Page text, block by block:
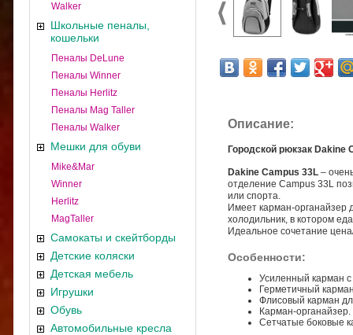
Walker
Школьные пеналы,
кошельки
Пеналы DeLune
Пеналы Winner
Пеналы Herlitz
Пеналы Mag Taller
Пеналы Walker
Мешки для обуви
Mike&Mar
Winner
Herlitz
MagTaller
Самокаты и скейтборды
Детские коляски
Детская мебель
Игрушки
Обувь
Автомобильные кресла
Описание:
Городской рюкзак Dakine
Dakine Campus 33L –
отделение Campus 33L
или спорта.
Имеет карман-органайзер
холодильник, в котором
Идеальное сочетание
Особенности:
Усиленный карман с
Герметичный
Флисовый карман
Карман-органайзер.
Сетчатые боковые